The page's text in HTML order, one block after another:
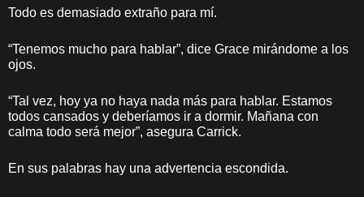
Todo es demasiado extraño para mí.
“Tenemos mucho para hablar”, dice Grace mirándome a los
ojos.
“Tal vez, hoy ya no haya nada más para hablar. Estamos
todos cansados y deberíamos ir a dormir. Mañana con
calma todo será mejor”, asegura Carrick.
En sus palabras hay una advertencia escondida.